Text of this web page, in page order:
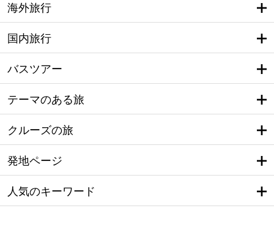
海外旅行
国内旅行
バスツアー
テーマのある旅
クルーズの旅
発地ページ
人気のキーワード